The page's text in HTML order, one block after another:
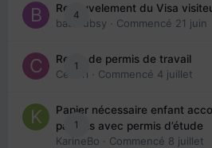
4
Renouvelement du Visa
babibubsy · Commencé 21 juin
1
Refus de permis de travail
Cedbri · Commencé 4 juillet
1
Papier nécessaire enfant
parents avec permis d’étude
KarineBo · Commencé 8 juillet